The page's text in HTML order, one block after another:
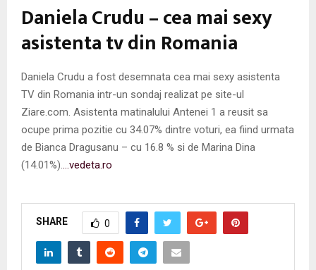
Daniela Crudu – cea mai sexy
asistenta tv din Romania
Daniela Crudu a fost desemnata cea mai sexy asistenta
TV din Romania intr-un sondaj realizat pe site-ul
Ziare.com. Asistenta matinalului Antenei 1 a reusit sa
ocupe prima pozitie cu 34.07% dintre voturi, ea fiind urmata
de Bianca Dragusanu – cu 16.8 % si de Marina Dina
(14.01%).
…vedeta.ro
SHARE 0